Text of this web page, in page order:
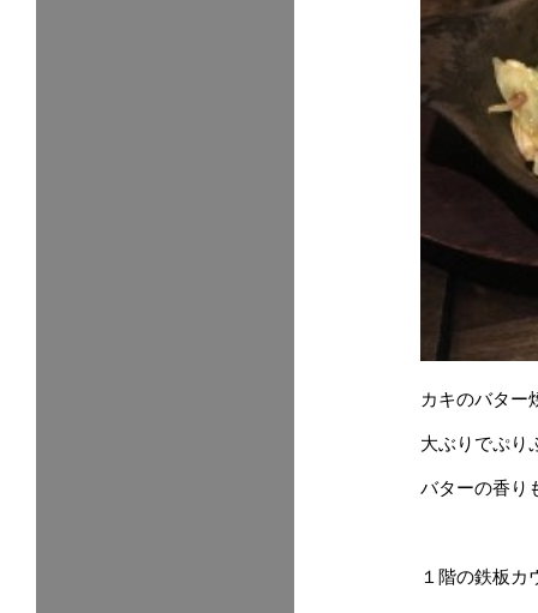
カキのバター
大ぶりでぷり
バターの香り
１階の鉄板カ